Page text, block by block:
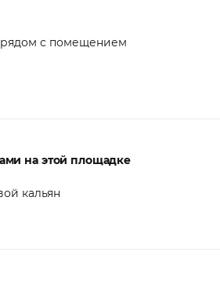
с помещением
на этой площадке
кальян